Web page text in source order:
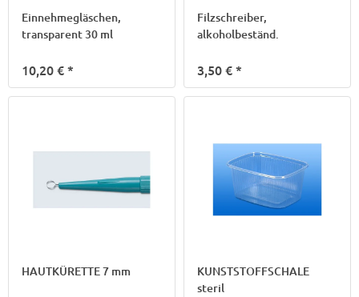
Einnehmegläschen,
transparent 30 ml
10,20 €*
Filzschreiber,
alkoholbeständ.
3,50 €*
HAUTKÜRETTE 7 mm
KUNSTSTOFFSCHALE
steril